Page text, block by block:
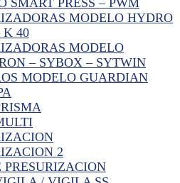
MODELO HYDRO
K 40
MODELO
– SYBOX – SYTWIN
MODELO GUARDIAN
2
PRESURIZACION